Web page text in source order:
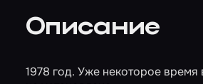
Описание
1978 год. Уже некоторое